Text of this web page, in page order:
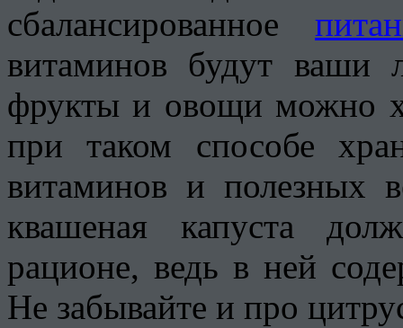
сбалансированное
витаминов будут ваши
фрукты и овощи можно
при таком способе
витаминов и полезных
квашеная капуста
рационе, ведь в ней
Не забывайте и про